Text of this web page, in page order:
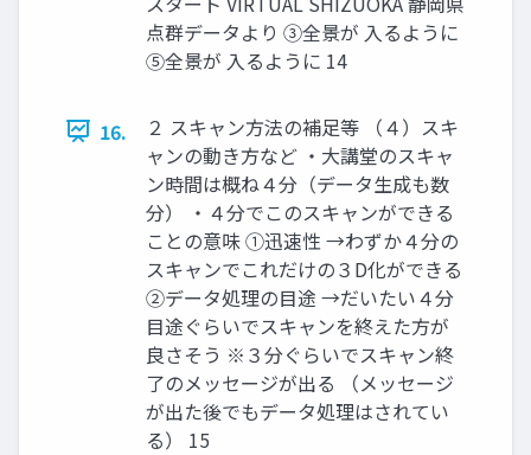
点群データより ③全景が 入るように
⑤全景が 入るように 14
16.
２ スキャン方法の補足等 （４）スキ
ャンの動き方など ・大講堂のスキャ
ン時間は概ね４分（データ生成も数
分） ・４分でこのスキャンができる
ことの意味 ①迅速性 →わずか４分の
スキャンでこれだけの３D化ができる
②データ処理の目途 →だいたい４分
目途ぐらいでスキャンを終えた方が
良さそう ※３分ぐらいでスキャン終
了のメッセージが出る （メッセージ
が出た後でもデータ処理はされてい
る） 15